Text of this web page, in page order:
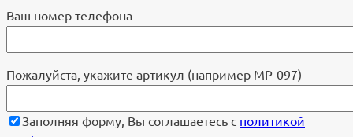
Ваш номер телефона
Пожалуйста, укажите артикул (например МР-097)
Заполняя форму, Вы соглашаетесь с политикой